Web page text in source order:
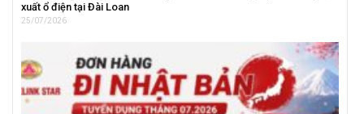
xuất ổ điện tại Đài Loan
25/07/2026